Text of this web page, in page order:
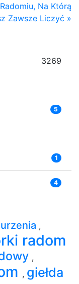
Na Którą
Zawsze Liczyć »
3269
5
1
4
,
radom
,
, giełda